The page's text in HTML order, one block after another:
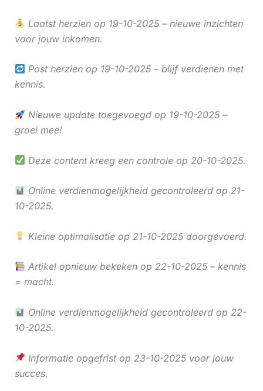
Laatst herzien op 19-10-2025 – nieuwe inzichten
voor jouw inkomen.
Post herzien op 19-10-2025 – blijf verdienen met
kennis.
Nieuwe update toegevoegd op 19-10-2025 –
groei mee!
Deze content kreeg een controle op 20-10-2025.
Online verdienmogelijkheid gecontroleerd op 21-
10-2025.
Kleine optimalisatie op 21-10-2025 doorgevoerd.
Artikel opnieuw bekeken op 22-10-2025 – kennis
= macht.
Online verdienmogelijkheid gecontroleerd op 22-
10-2025.
Informatie opgefrist op 23-10-2025 voor jouw
succes.